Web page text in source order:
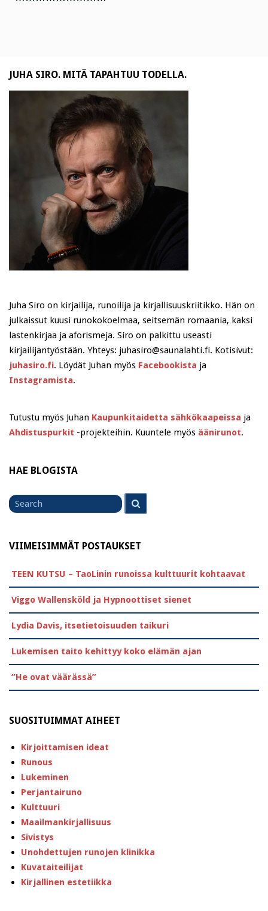
JUHA SIRO. MITÄ TAPAHTUU TODELLA.
Juha Siro on kirjailija, runoilija ja kirjallisuuskriitikko. Hän on
julkaissut kuusi runokokoelmaa, seitsemän romaania, kaksi
lastenkirjaa ja aforismeja. Siro on palkittu useasti
kirjailijantyöstään. Yhteys: juhasiro@saunalahti.fi. Kotisivut:
juhasiro.fi. Löydät Juhan myös Facebookista ja
Instagramista.
Tutustu myös Juhan Kaupunkitaidetta sähkökaapeissa ja
Ahdistuspurkit -projekteihin. Kuuntele myös äänirunot.
HAE BLOGISTA
Search
for
VIIMEISIMMÄT POSTAUKSET
TEEN KUTSU – TaoLinin runoissa kulttuurit kohtaavat
Viggo Wallensköld ja Hypnoottiset sienet
Lydia Davis, itsetietoisuuden taikuri
Lukemisen taito kehittyy koko elämän ajan
”He ovat väärässä”
SUOSITUIMMAT AIHEET
Kirjoittamisen ideat
Runous
Lukeminen
Perjantairuno
Kulttuuri
Maailmankirjallisuus
Sivistys
Unohdettujen runojen klinikka
Kuvataiteilijat
Kirjallinen estetiikka